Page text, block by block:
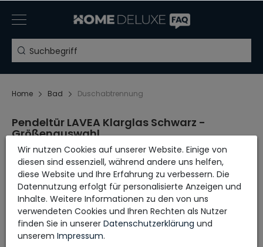
Home Bad Duschabtrennung
Pendeltür LAVEA Klarglas Schwarz -
Größenauswahl
BREITE X HÖHE
Aufbauanleitung
Wir nutzen Cookies auf unserer Website. Einige von
diesen sind essenziell, während andere uns helfen,
diese Website und Ihre Erfahrung zu verbessern. Die
Datennutzung erfolgt für personalisierte Anzeigen und
Inhalte. Weitere Informationen zu den von uns
verwendeten Cookies und Ihren Rechten als Nutzer
finden Sie in unserer Daten­schutz­erklärung und
unserem Impressum.